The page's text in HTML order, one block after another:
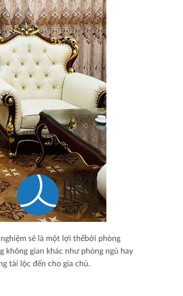
sẽ là một lợi thếbởi phòng
không gian khác như phòng ngủ hay
tài lộc đến cho gia chủ.